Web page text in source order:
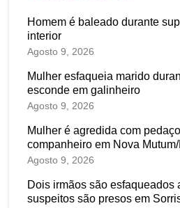
Homem é baleado durante
interior
Agosto 9, 2026
Mulher esfaqueia marido
esconde em galinheiro
Agosto 9, 2026
Mulher é agredida com
companheiro em Nova
Agosto 9, 2026
Dois irmãos são esfaqueados
suspeitos são presos em